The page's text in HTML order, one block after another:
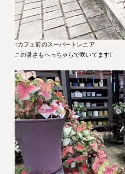
↑カフェ前のスーパートレニア
この暑さもへっちゃらで咲いてます!